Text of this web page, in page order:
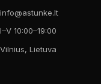
info@astunke.lt
I–V 10:00–19:00
Vilnius, Lietuva